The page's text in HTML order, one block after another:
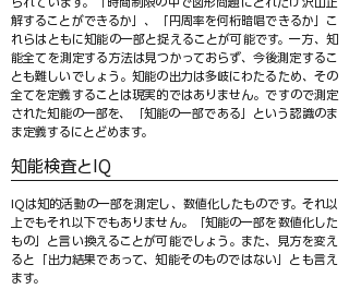
解することができるか」、「円周率を何桁暗唱できるか」こ
れらはともに知能の一部と捉えることが可能です。一方、知
能全てを測定する方法は見つかっておらず、今後測定するこ
とも難しいでしょう。知能の出力は多岐にわたるため、その
全てを定義することは現実的ではありません。ですので測定
された知能の一部を、「知能の一部である」という認識のま
ま定義するにとどめます。
知能検査とIQ
IQは知的活動の一部を測定し、数値化したものです。それ以
上でもそれ以下でもありません。「知能の一部を数値化した
もの」と言い換えることが可能でしょう。また、見方を変え
ると「出力結果であって、知能そのものではない」とも言え
ます。